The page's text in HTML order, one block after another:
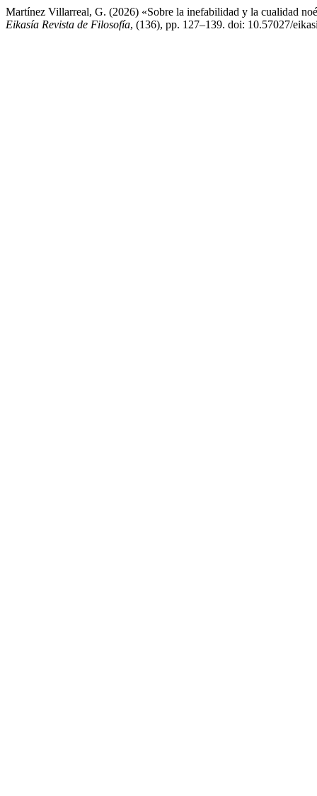
Martínez Villarreal, G. (2026) «Sobre la inefabilidad y la cualidad
Eikasía Revista de Filosofía, (136), pp. 127–139. doi: 10.57027/